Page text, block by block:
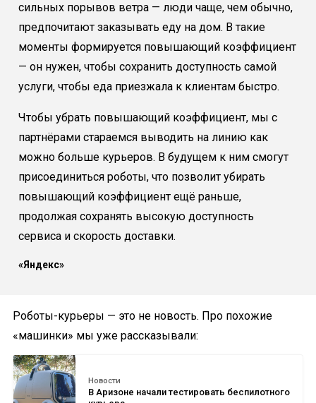
сильных порывов ветра — люди чаще, чем обычно,
предпочитают заказывать еду на дом. В такие
моменты формируется повышающий коэффициент
— он нужен, чтобы сохранить доступность самой
услуги, чтобы еда приезжала к клиентам быстро.
Чтобы убрать повышающий коэффициент, мы с
партнёрами стараемся выводить на линию как
можно больше курьеров. В будущем к ним смогут
присоединиться роботы, что позволит убирать
повышающий коэффициент ещё раньше,
продолжая сохранять высокую доступность
сервиса и скорость доставки.
«Яндекс»
Роботы-курьеры — это не новость. Про похожие
«машинки» мы уже рассказывали:
Новости
В Аризоне начали тестировать беспилотного